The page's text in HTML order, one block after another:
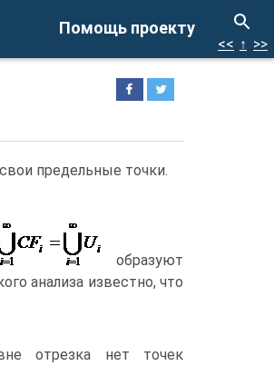
Помощь проекту
<< ↑ >>
предельные точки.
образуют
анализа известно, что
отрезка нет точек